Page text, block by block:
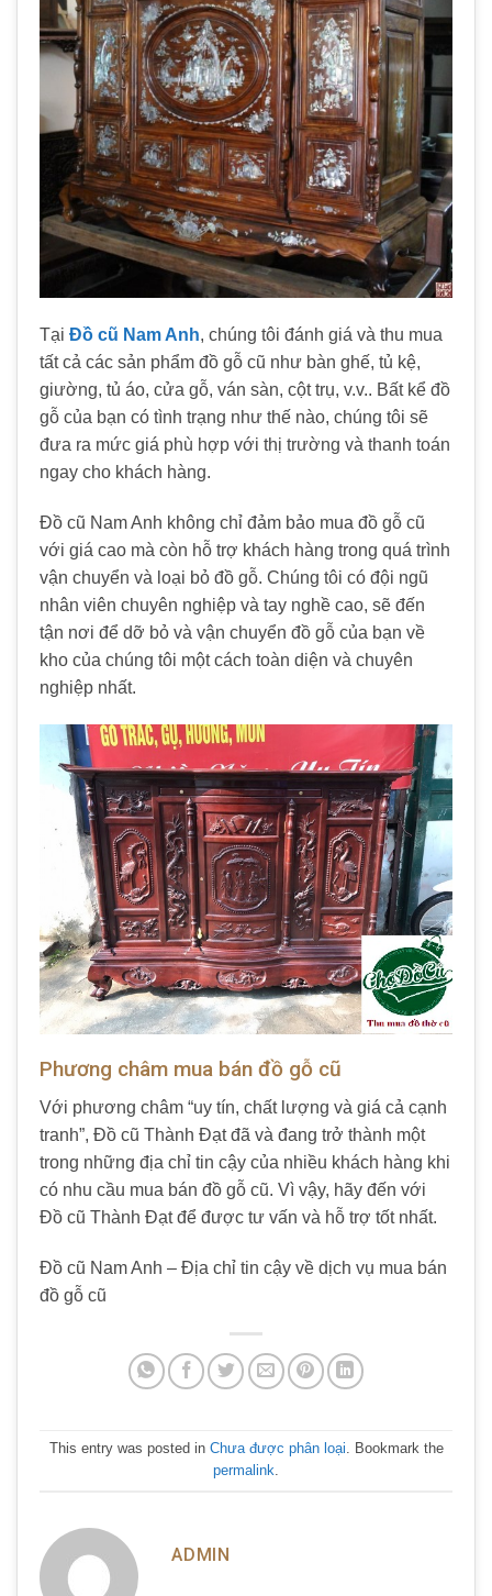
Tại Đồ cũ Nam Anh, chúng tôi đánh giá và thu mua
tất cả các sản phẩm đồ gỗ cũ như bàn ghế, tủ kệ,
giường, tủ áo, cửa gỗ, ván sàn, cột trụ, v.v.. Bất kể đồ
gỗ của bạn có tình trạng như thế nào, chúng tôi sẽ
đưa ra mức giá phù hợp với thị trường và thanh toán
ngay cho khách hàng.
Đồ cũ Nam Anh không chỉ đảm bảo mua đồ gỗ cũ
với giá cao mà còn hỗ trợ khách hàng trong quá trình
vận chuyển và loại bỏ đồ gỗ. Chúng tôi có đội ngũ
nhân viên chuyên nghiệp và tay nghề cao, sẽ đến
tận nơi để dỡ bỏ và vận chuyển đồ gỗ của bạn về
kho của chúng tôi một cách toàn diện và chuyên
nghiệp nhất.
Phương châm mua bán đồ gỗ cũ
Với phương châm “uy tín, chất lượng và giá cả cạnh
tranh”, Đồ cũ Thành Đạt đã và đang trở thành một
trong những địa chỉ tin cậy của nhiều khách hàng khi
có nhu cầu mua bán đồ gỗ cũ. Vì vậy, hãy đến với
Đồ cũ Thành Đạt để được tư vấn và hỗ trợ tốt nhất.
Đồ cũ Nam Anh – Địa chỉ tin cậy về dịch vụ mua bán
đồ gỗ cũ
This entry was posted in Chưa được phân loại. Bookmark the
permalink.
ADMIN